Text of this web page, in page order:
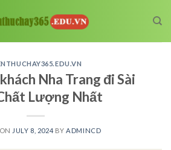
Nha Trang đi Sài
Lượng Nhất
JULY 8, 2024 BY ADMINCD